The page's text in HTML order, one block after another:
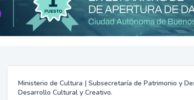
Ministerio de Cultura | Subsecretaría de Patrimonio y
Desarrollo Cultural y Creativo.